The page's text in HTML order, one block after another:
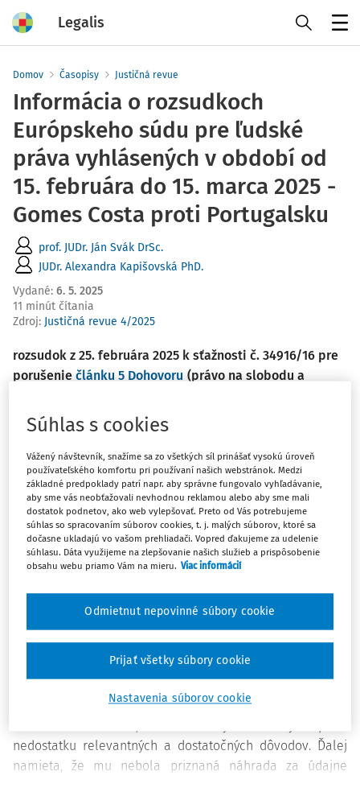
Legalis
Domov Časopisy Justičná revue
Informácia o rozsudkoch
Európskeho súdu pre ľudské
práva vyhlásených v období od
15. februára do 15. marca 2025 -
Gomes Costa proti Portugalsku
prof. JUDr. Ján Svák DrSc.
JUDr. Alexandra Kapišovská PhD.
Vydané: 6. 5. 2025
11 minút čítania
Zdroj: Justičná revue 4/2025
rozsudok z 25. februára 2025 k sťažnosti č. 34916/16 pre
porušenie článku 5 Dohovoru (právo na slobodu a
prezumpciu neviny) v kontexte väzby v prípravnom
konaní bez relevantných a dostatočných dôvodov
Sťažovateľ je portugalský štátny príslušník, ktorý sa narodil
v roku 1972 a žije v Portugalsku.
Prípad sa týka väzby sťažovateľa v prípravnom konaní
trvajúcej 8 mesiacov a 21 dní v súvislosti s trestným
konaním vedeným proti nemu vo veci znásilnenia. Trestné
Prípad sa takisto týka odmietnutia vnútroštátnych orgánov
priznať mu odškodnenie za ujmu, ktorá mu vznikla z
dôvodu väzby v prípravnom konaní.
práva na slobodu a bezpečnosť v zmysle
nedostatku relevantných a dostatočných dôvodov. Ďalej
namieta, že mu nebola priznaná náhrada za údajne
Súhlas s cookies
Vážený návštevník, snažíme sa zo všetkých síl prinášať vysokú úroveň
používateľského komfortu pri používaní našich webstránok. Medzi
základné predpoklady patrí napr. aby správne fungovalo vyhľadávanie,
aby sme vás neobťažovali nevhodnou reklamou alebo aby sme mali
dostatok podnetov, ako web vylepšovať. Preto od Vás potrebujeme
súhlas so spracovaním súborov cookies, t. j. malých súborov, ktoré sa
dočasne ukladajú vo vašom prehliadači. Vopred ďakujeme za udelenie
súhlasu. Dáta využijeme na zlepšovanie našich služieb a prispôsobenie
obsahu webu priamo Vám na mieru. Viac informácií
Nastavenia súborov cookie
Odmietnut nepovinné súbory cookie
Prijať všetky súbory cookie